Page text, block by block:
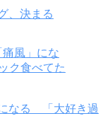
、決まる
なる 「大好き過